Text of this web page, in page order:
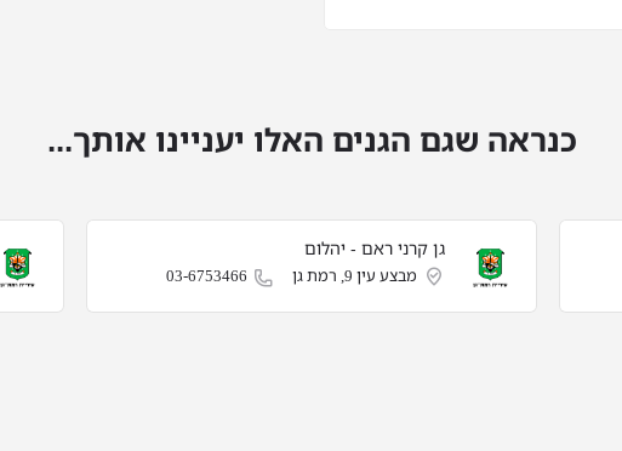
כנראה שגם הגנים האלו יעניינו אותך...
גן קרני ראם - יהלום
מבצע עין 9, רמת גן 03-6753466